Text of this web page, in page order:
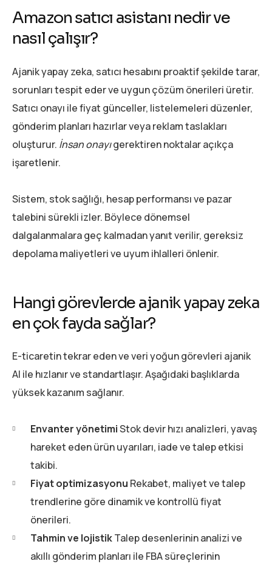
Amazon satıcı asistanı nedir ve
nasıl çalışır?
Ajanik yapay zeka, satıcı hesabını proaktif şekilde tarar,
sorunları tespit eder ve uygun çözüm önerileri üretir.
Satıcı onayı ile fiyat günceller, listelemeleri düzenler,
gönderim planları hazırlar veya reklam taslakları
oluşturur. İnsan onayıgerektiren noktalar açıkça
işaretlenir.
Sistem, stok sağlığı, hesap performansı ve pazar
talebini sürekli izler. Böylece dönemsel
dalgalanmalara geç kalmadan yanıt verilir, gereksiz
depolama maliyetleri ve uyum ihlalleri önlenir.
Hangi görevlerde ajanik yapay zeka
en çok fayda sağlar?
E-ticaretin tekrar eden ve veri yoğun görevleri ajanik
AI ile hızlanır ve standartlaşır. Aşağıdaki başlıklarda
yüksek kazanım sağlanır.
Envanter yönetimiStok devir hızı analizleri, yavaş
hareket eden ürün uyarıları, iade ve talep etkisi
takibi.
Fiyat optimizasyonu Rekabet, maliyet ve talep
trendlerine göre dinamik ve kontrollü fiyat
önerileri.
Tahmin ve lojistikTalep desenlerinin analizi ve
akıllı gönderim planları ile FBA süreçlerinin